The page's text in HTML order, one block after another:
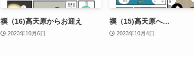
禊（16)高天原からお迎え
2023年10月6日
禊（15)高天原へ…
2023年10月4日